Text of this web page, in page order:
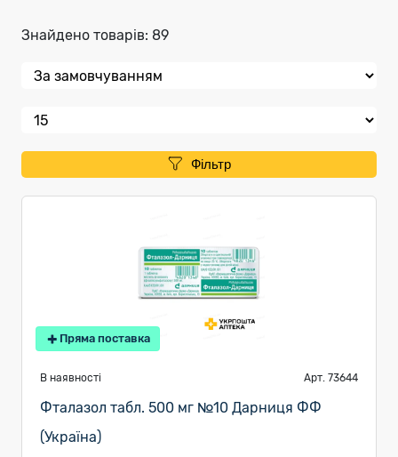
Знайдено товарів: 89
Фільтр
Пряма поставка
В наявності Арт. 73644
Фталазол табл. 500 мг №10 Дарниця ФФ
(Україна)